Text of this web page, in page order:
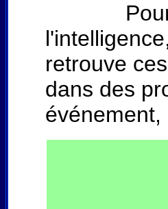
Pour de
retrouve
dans des